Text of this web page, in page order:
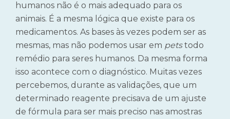
humanos não é o mais adequado para os
animais. É a mesma lógica que existe para os
medicamentos. As bases às vezes podem ser as
mesmas, mas não podemos usar em petstodo
remédio para seres humanos. Da mesma forma
isso acontece com o diagnóstico. Muitas vezes
percebemos, durante as validações, que um
determinado reagente precisava de um ajuste
de fórmula para ser mais preciso nas amostras